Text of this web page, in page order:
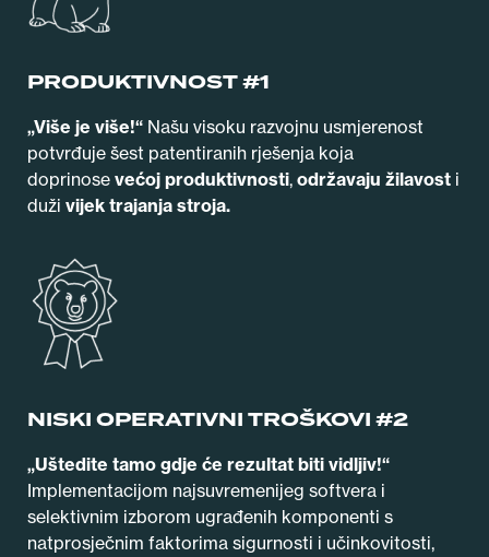
PRODUKTIVNOST #1
„Više je više!“ Našu visoku razvojnu usmjerenost
potvrđuje šest patentiranih rješenja koja
doprinose većoj produktivnosti, održavaju žilavost i
duži vijek trajanja stroja.
NISKI OPERATIVNI TROŠKOVI #2
„Uštedite tamo gdje će rezultat biti vidljiv!“
Implementacijom najsuvremenijeg softvera i
selektivnim izborom ugrađenih komponenti s
natprosječnim faktorima sigurnosti i učinkovitosti,